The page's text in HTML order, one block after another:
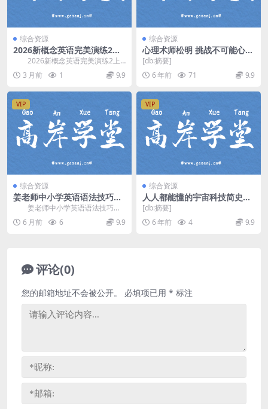
综合资源
2026新概念英语完美演练2上
册同步讲解(视频+资料) 百度
网盘分享
2026新概念英语完美演练2上
册视频讲解+资料，共96讲视频，
每讲视频20分...
3 月前 1 9.9
综合资源
心理术师松明 挑战不可能心理
控制（完结）mp3音频 百度
网盘
[db:摘要]
6 年前
71 9.9
VIP
综合资源
姜老师中小学英语语法技巧集
训课程(114节 含资料) 百度网
盘分享
姜老师中小学英语语法技巧集
训课程(114节 含资料)，课程内容包
括低阶到高阶...
6 月前 6 9.9
VIP
综合资源
人人都能懂的宇宙科技简史：
淼叔帮你探知世界 mp3音频
百度网盘
[db:摘要]
6 年前
4 9.9
评论(0)
您的邮箱地址不会被公开。 必填项已用 * 标注